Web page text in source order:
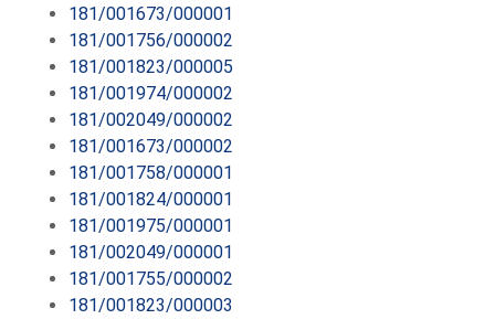
181/001673/000001
181/001756/000002
181/001823/000005
181/001974/000002
181/002049/000002
181/001673/000002
181/001758/000001
181/001824/000001
181/001975/000001
181/002049/000001
181/001755/000002
181/001823/000003